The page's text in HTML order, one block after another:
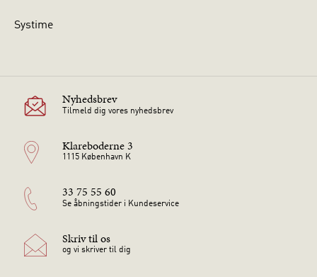
Systime
Nyhedsbrev
Tilmeld dig vores nyhedsbrev
Klareboderne 3
1115 København K
33 75 55 60
Se åbningstider i Kundeservice
Skriv til os
og vi skriver til dig